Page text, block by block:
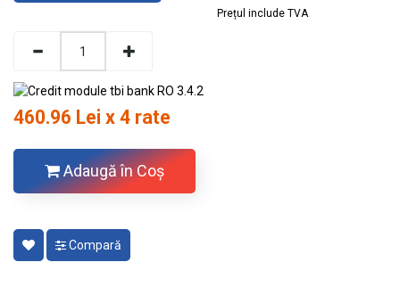
Prețul include TVA
460.96 Lei x 4 rate
Adaugă în Coş
Compară